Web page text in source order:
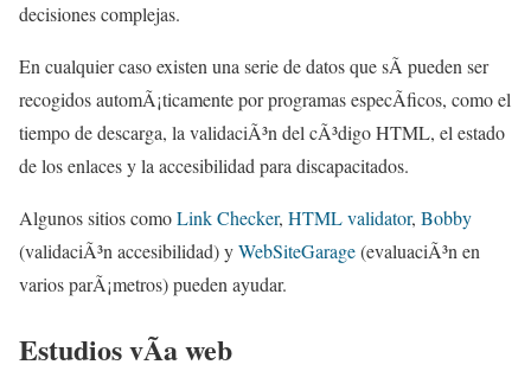
decisiones complejas.
En cualquier caso existen una serie de datos que sÃ­ pueden ser
recogidos automÃ¡ticamente por programas especÃ­ficos, como el
tiempo de descarga, la validaciÃ³n del cÃ³digo HTML, el estado
de los enlaces y la accesibilidad para discapacitados.
Algunos sitios comoLink Checker, HTML validator, Bobby
(validaciÃ³n accesibilidad) yWebSiteGarage(evaluaciÃ³n en
varios parÃ¡metros) pueden ayudar.
Estudios vÃ­a web